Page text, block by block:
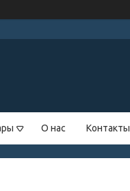
О нас Контакты